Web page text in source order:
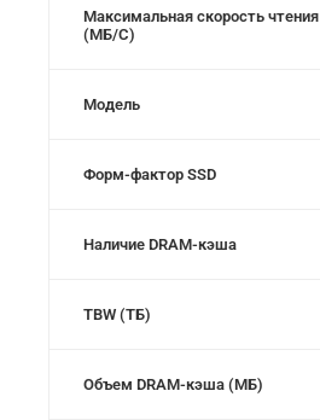
Максимальная скорость чтения
(МБ/С)
Модель
Форм-фактор SSD
Наличие DRAM-кэша
TBW (ТБ)
Объем DRAM-кэша (МБ)